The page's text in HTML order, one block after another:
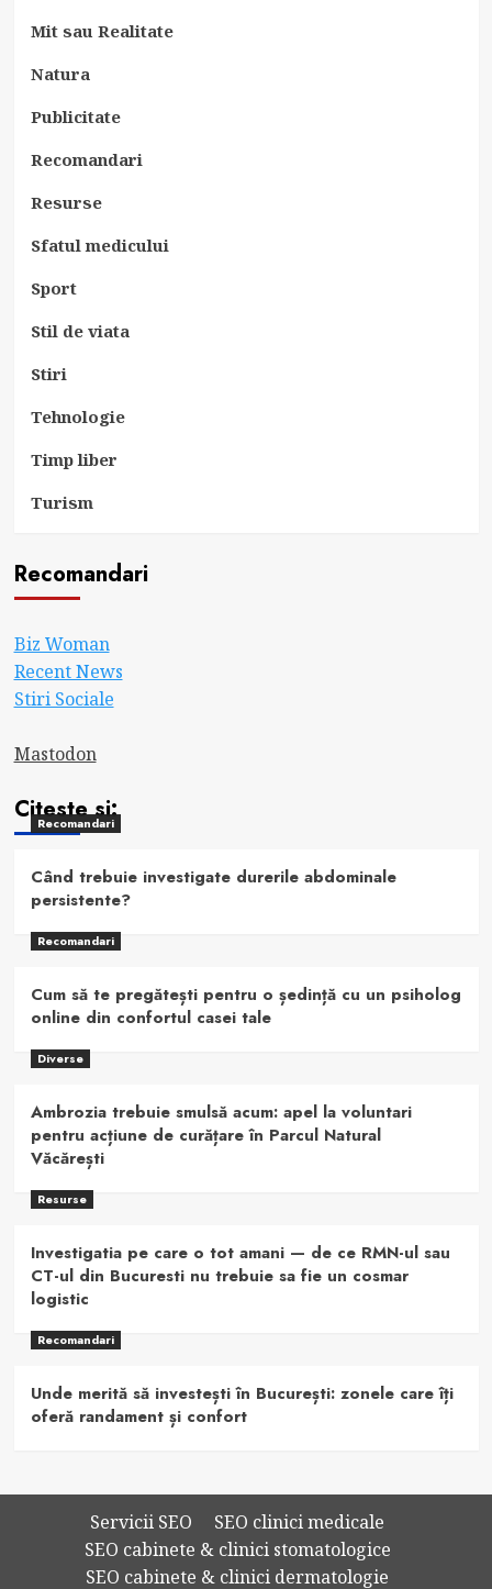
Mit sau Realitate
Natura
Publicitate
Recomandari
Resurse
Sfatul medicului
Sport
Stil de viata
Stiri
Tehnologie
Timp liber
Turism
Recomandari
Biz Woman
Recent News
Stiri Sociale
Mastodon
Citeste si:
Recomandari
Când trebuie investigate durerile abdominale
persistente?
Recomandari
Cum să te pregătești pentru o ședință cu un psiholog
online din confortul casei tale
Diverse
Ambrozia trebuie smulsă acum: apel la voluntari
pentru acțiune de curățare în Parcul Natural
Văcărești
Resurse
Investigatia pe care o tot amani — de ce RMN-ul sau
CT-ul din Bucuresti nu trebuie sa fie un cosmar
logistic
Recomandari
Unde merită să investești în București: zonele care îți
oferă randament și confort
Servicii SEO
SEO clinici medicale
SEO cabinete & clinici stomatologice
SEO cabinete & clinici dermatologie